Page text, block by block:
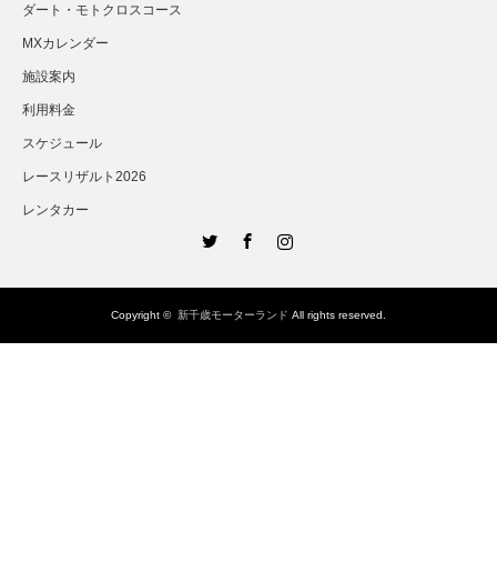
ダート・モトクロスコース
MXカレンダー
施設案内
利用料金
スケジュール
レースリザルト2026
レンタカー
Copyright © 新千歳モーターランド All rights reserved.